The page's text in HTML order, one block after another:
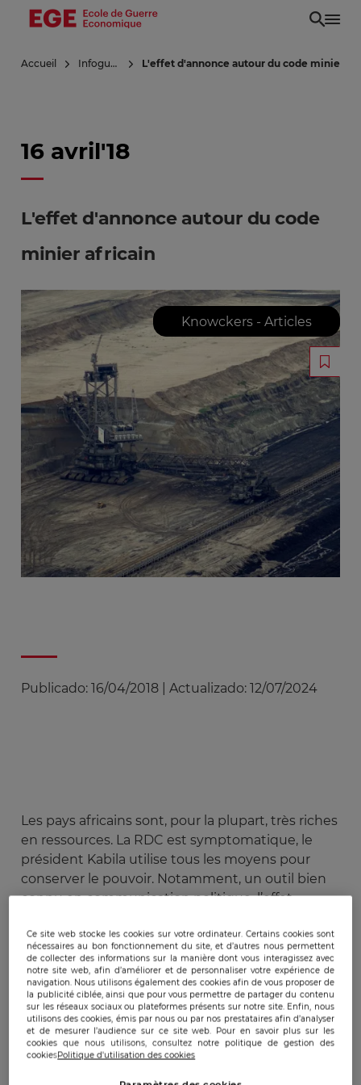
Aller
principal
Accueil Infoguerre L'effet d'annonce autour du code minier
16 avril'18
L'effet d'annonce autour du code
minier africain
Knowckers - Articles
Publicado: 16/04/2018 Actualizado: 12/07/2024
Les pays africains sont, pour la plupart, très riches
en ressources. La RDC est symptomatique, le
président Kabila utilise tous les moyens pour
conserver le pouvoir. Notamment, un outil bien
connu en communication politique, l’effet
du code minier, texte fondamental pour qui veut
garder la main mise sur la manne financière des
ressources.
Le code minier est le texte de loi qui régit les
règles d’exploitation des ressources du sous-sol
d’un pays. Ce texte législatif décrit notamment
Ce site web stocke les cookies sur votre ordinateur. Certains cookies sont
nécessaires au bon fonctionnement du site, et d’autres nous permettent
de collecter des informations sur la manière dont vous interagissez avec
notre site web, afin d’améliorer et de personnaliser votre expérience de
navigation. Nous utilisons également des cookies afin de vous proposer de
la publicité ciblée, ainsi que pour vous permettre de partager du contenu
sur les réseaux sociaux ou plateformes présents sur notre site. Enfin, nous
utilisons des cookies, émis par nous ou par nos prestataires afin d’analyser
et de mesurer l’audience sur ce site web. Pour en savoir plus sur les
cookies que nous utilisons, consultez notre politique de gestion des
cookiesPolitique d'utilisation des cookies